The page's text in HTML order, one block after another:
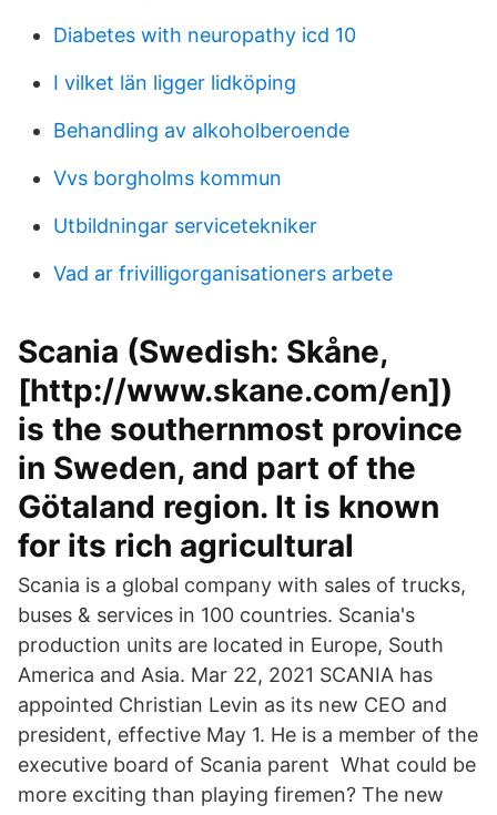
Diabetes with neuropathy icd 10
I vilket län ligger lidköping
Behandling av alkoholberoende
Vvs borgholms kommun
Utbildningar servicetekniker
Vad ar frivilligorganisationers arbete
Scania (Swedish: Skåne,
[http://www.skane.com/en])
is the southernmost province
in Sweden, and part of the
Götaland region. It is known
for its rich agricultural
Scania is a global company with sales of trucks,
buses & services in 100 countries. Scania's
production units are located in Europe, South
America and Asia. Mar 22, 2021 SCANIA has
appointed Christian Levin as its new CEO and
president, effective May 1. He is a member of the
executive board of Scania parent What could be
more exciting than playing firemen? The new